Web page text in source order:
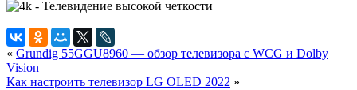
« Grundig 55GGU8960 — обзор телевизора с WCG и Dolby
Vision
Как настроить телевизор LG OLED 2022 »